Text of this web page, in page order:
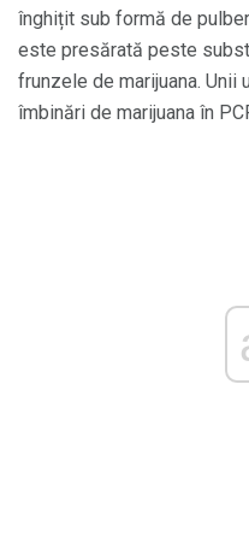
înghițit sub formă de
este presărată peste
frunzele de marijuana.
îmbinări de marijuana în